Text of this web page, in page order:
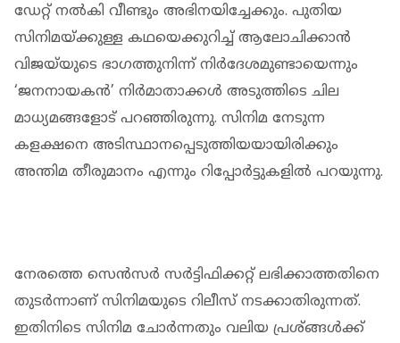
ഡേറ്റ് നൽകി വീണ്ടും അഭിനയിച്ചേക്കും. പുതിയ
സിനിമയ്ക്കുള്ള കഥയെക്കുറിച്ച് ആലോചിക്കാൻ
വിജയ്‌യുടെ ഭാഗത്തുനിന്ന്‌ നിർദേശമുണ്ടായെന്നും
‘ജനനായകൻ’ നിർമാതാക്കൾ അടുത്തിടെ ചില
മാധ്യമങ്ങളോട് പറഞ്ഞിരുന്നു. സിനിമ നേടുന്ന
കളക്ഷനെ അടിസ്ഥാനപ്പെടുത്തിയയായിരിക്കും
അന്തിമ തീരുമാനം എന്നും റിപ്പോർട്ടുകളിൽ പറയുന്നു.
നേരത്തെ സെൻസർ സർട്ടിഫിക്കറ്റ് ലഭിക്കാത്തതിനെ
തുടർന്നാണ് സിനിമയുടെ റിലീസ് നടക്കാതിരുന്നത്.
ഇതിനിടെ സിനിമ ചോർന്നതും വലിയ പ്രശ്ങ്ങൾക്ക്